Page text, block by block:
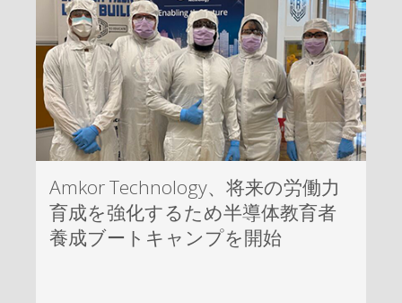
Amkor Technology、将来の労働力
育成を強化するため半導体教育者
養成ブートキャンプを開始